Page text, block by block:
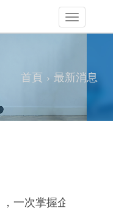
首頁 最新消息
一次掌握企業升級